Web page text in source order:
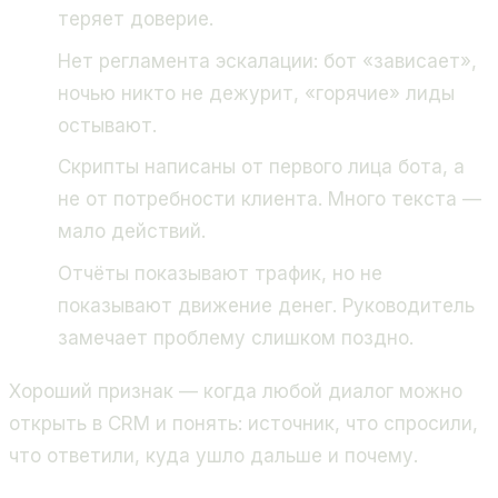
теряет доверие.
Нет регламента эскалации: бот «зависает»,
ночью никто не дежурит, «горячие» лиды
остывают.
Скрипты написаны от первого лица бота, а
не от потребности клиента. Много текста —
мало действий.
Отчёты показывают трафик, но не
показывают движение денег. Руководитель
замечает проблему слишком поздно.
Хороший признак — когда любой диалог можно
открыть в CRM и понять: источник, что спросили,
что ответили, куда ушло дальше и почему.